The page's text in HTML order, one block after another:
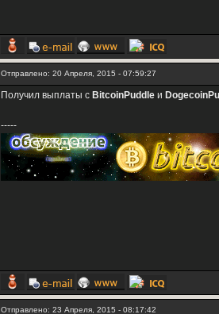
Отправлено: 20 Апреля, 2015 - 07:59:27
Получил выплаты с BitcoinPuddle и
-----
Отправлено: 23 Апреля, 2015 - 08:17:42